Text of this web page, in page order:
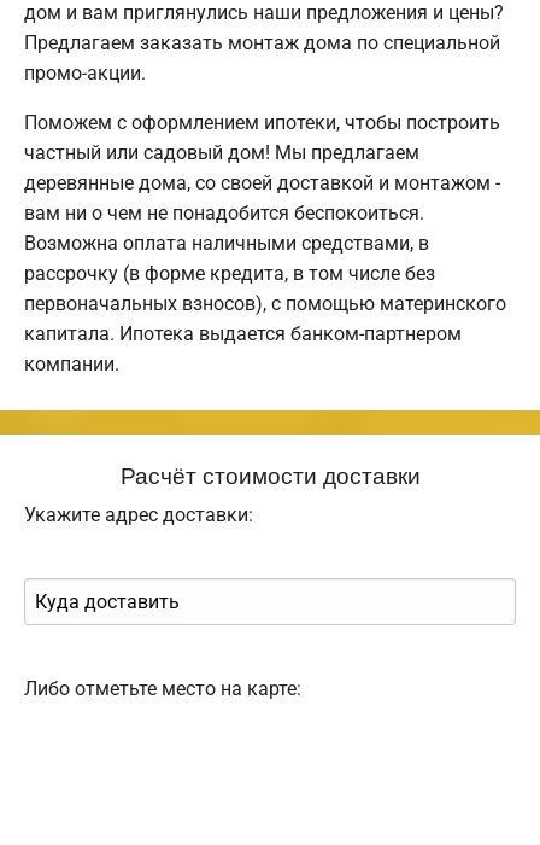
дом и вам приглянулись наши предложения и цены?
Предлагаем заказать монтаж дома по специальной
промо-акции.
Поможем с оформлением ипотеки, чтобы построить
частный или садовый дом! Мы предлагаем
деревянные дома, со своей доставкой и монтажом -
вам ни о чем не понадобится беспокоиться.
Возможна оплата наличными средствами, в
рассрочку (в форме кредита, в том числе без
первоначальных взносов), с помощью материнского
капитала. Ипотека выдается банком-партнером
компании.
Расчёт стоимости доставки
Укажите адрес доставки:
Либо отметьте место на карте: